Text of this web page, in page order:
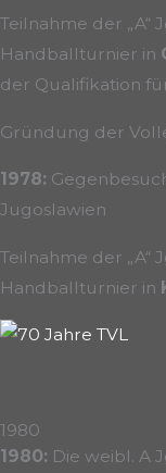
Teilnahme der „A“
Handballturnier in
der Qualifikation
Gründung der
1978:
Jugoslawien
Teilnahme der „A“
Handballturnier in
1980
1980: Die weibl. A